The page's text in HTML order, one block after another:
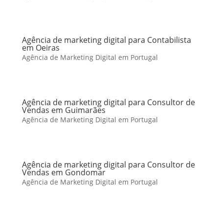
Agência de marketing digital para Contabilista
em Oeiras
Agência de Marketing Digital em Portugal
Agência de marketing digital para Consultor de
Vendas em Guimarães
Agência de Marketing Digital em Portugal
Agência de marketing digital para Consultor de
Vendas em Gondomar
Agência de Marketing Digital em Portugal